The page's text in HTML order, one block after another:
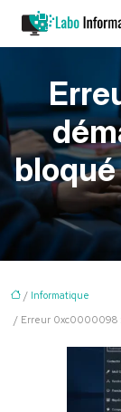
/ Informatique
/ Erreur 0xc0000098 :